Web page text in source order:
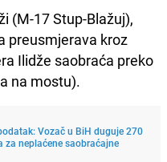
(M-17 Stup-Blažuj),
preusmjerava kroz
Ilidže saobraća preko
na mostu).
Vozač u BiH duguje 270
za neplaćene saobraćajne